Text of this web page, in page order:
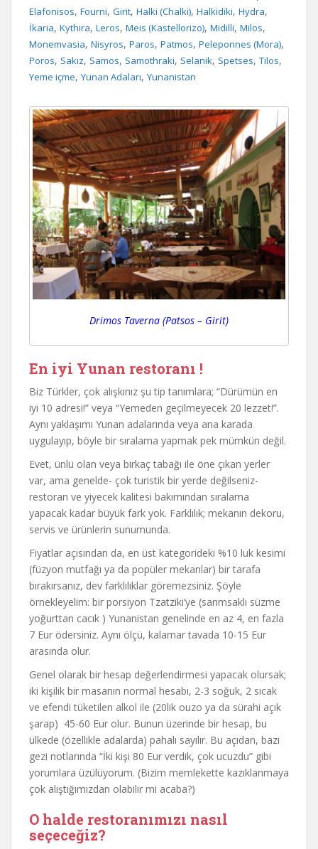
Elafonisos, Fourni, Girit, Halki (Chalki), Halkidiki, Hydra,
İkaria, Kythira, Leros, Meis (Kastellorizo), Midilli, Milos,
Monemvasia, Nisyros, Paros, Patmos, Peleponnes (Mora),
Poros, Sakız, Samos, Samothraki, Selanik, Spetses, Tilos,
Yeme içme, Yunan Adaları, Yunanistan
Drimos Taverna (Patsos – Girit)
En iyi Yunan restoranı !
Biz Türkler, çok alışkınız şu tip tanımlara; “Dürümün en
iyi 10 adresi!” veya “Yemeden geçilmeyecek 20 lezzet!”.
Aynı yaklaşımı Yunan adalarında veya ana karada
uygulayıp, böyle bir sıralama yapmak pek mümkün değil.
Evet, ünlü olan veya birkaç tabağı ile öne çıkan yerler
var, ama genelde- çok turistik bir yerde değilseniz-
restoran ve yiyecek kalitesi bakımından sıralama
yapacak kadar büyük fark yok. Farklılık; mekanın dekoru,
servis ve ürünlerin sunumunda.
Fiyatlar açısından da, en üst kategorideki %10 luk kesimi
(füzyon mutfağı ya da popüler mekanlar) bir tarafa
bırakırsanız, dev farklılıklar göremezsiniz. Şöyle
örnekleyelim: bir porsiyon Tzatziki’ye (sarımsaklı süzme
yoğurttan cacık ) Yunanistan genelinde en az 4, en fazla
7 Eur ödersiniz. Aynı ölçü, kalamar tavada 10-15 Eur
arasında olur.
Genel olarak bir hesap değerlendirmesi yapacak olursak;
iki kişilik bir masanın normal hesabı, 2-3 soğuk, 2 sıcak
ve efendi tüketilen alkol ile (20lik ouzo ya da sürahi açık
şarap) 45-60 Eur olur. Bunun üzerinde bir hesap, bu
ülkede (özellikle adalarda) pahalı sayılır. Bu açıdan, bazı
gezi notlarında “İki kişi 80 Eur verdik, çok ucuzdu” gibi
yorumlara üzülüyorum. (Bizim memlekette kazıklanmaya
çok alıştığımızdan olabilir mi acaba?)
O halde restoranımızı nasıl
seçeceğiz?